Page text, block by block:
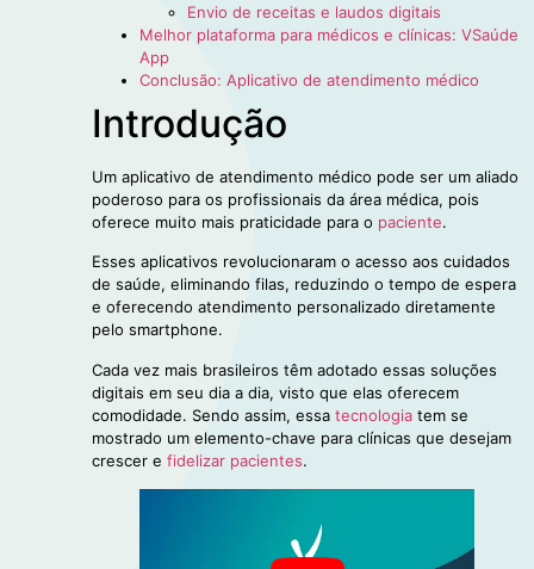
Envio de receitas e laudos digitais
Melhor plataforma para médicos e clínicas: VSaúde
App
Conclusão: Aplicativo de atendimento médico
Introdução
Um aplicativo de atendimento médico pode ser um aliado
poderoso para os profissionais da área médica, pois
oferece muito mais praticidade para o paciente.
Esses aplicativos revolucionaram o acesso aos cuidados
de saúde, eliminando filas, reduzindo o tempo de espera
e oferecendo atendimento personalizado diretamente
pelo smartphone.
Cada vez mais brasileiros têm adotado essas soluções
digitais em seu dia a dia, visto que elas oferecem
comodidade. Sendo assim, essatecnologia tem se
mostrado um elemento-chave para clínicas que desejam
crescer efidelizar pacientes.